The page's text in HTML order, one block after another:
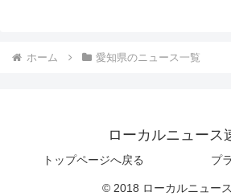
ホーム 愛知県のニュース一覧
ローカルニュース
トップページへ戻る プ
© 2018 ローカルニュー